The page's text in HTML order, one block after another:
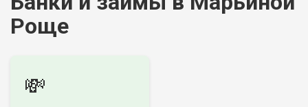
Роще
💸